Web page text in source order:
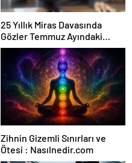
25 Yıllık Miras Davasında
Gözler Temmuz Ayındaki
Karar Duruşmasına Çevrildi
Zihnin Gizemli Sınırları ve
Ötesi : Nasılnedir.com